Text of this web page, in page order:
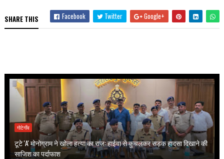
SHARE THIS Facebook Twitter Google+
गोटेगाँव
टूटे 'A' मोनोग्राम ने खोला हत्या का राज: हाईवा से कुचलकर सड़क हादसा दिखाने की
साजिश का पर्दाफाश